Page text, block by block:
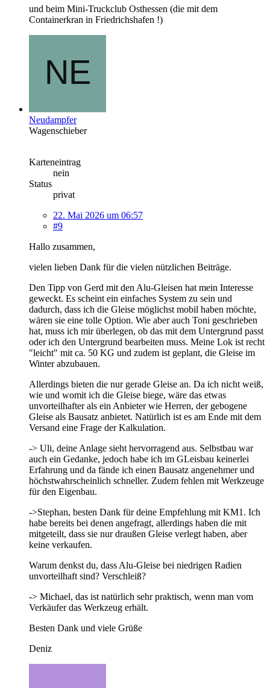
und beim Mini-Truckclub Osthessen (die mit dem
Containerkran in Friedrichshafen !)
Neudampfer
Wagenschieber
Karteneintrag
nein
Status
privat
22. Mai 2026 um 06:57
#9
Hallo zusammen,
vielen lieben Dank für die vielen nützlichen Beiträge.
Den Tipp von Gerd mit den Alu-Gleisen hat mein Interesse
geweckt. Es scheint ein einfaches System zu sein und
dadurch, dass ich die Gleise möglichst mobil haben möchte,
wären sie eine tolle Option. Wie aber auch Toni geschrieben
hat, muss ich mir überlegen, ob das mit dem Untergrund passt
oder ich den Untergrund bearbeiten muss. Meine Lok ist recht
"leicht" mit ca. 50 KG und zudem ist geplant, die Gleise im
Winter abzubauen.
Allerdings bieten die nur gerade Gleise an. Da ich nicht weiß,
wie und womit ich die Gleise biege, wäre das etwas
unvorteilhafter als ein Anbieter wie Herren, der gebogene
Gleise als Bausatz anbietet. Natürlich ist es am Ende mit dem
Versand eine Frage der Kalkulation.
-> Uli, deine Anlage sieht hervorragend aus. Selbstbau war
auch ein Gedanke, jedoch habe ich im GLeisbau keinerlei
Erfahrung und da fände ich einen Bausatz angenehmer und
höchstwahrscheinlich schneller. Zudem fehlen mit Werkzeuge
für den Eigenbau.
->Stephan, besten Dank für deine Empfehlung mit KM1. Ich
habe bereits bei denen angefragt, allerdings haben die mit
mitgeteilt, dass sie nur draußen Gleise verlegt haben, aber
keine verkaufen.
Warum denkst du, dass Alu-Gleise bei niedrigen Radien
unvorteilhaft sind? Verschleiß?
-> Michael, das ist natürlich sehr praktisch, wenn man vom
Verkäufer das Werkzeug erhält.
Besten Dank und viele Grüße
Deniz